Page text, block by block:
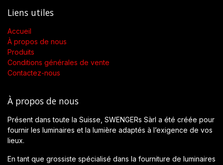
Liens utiles
Accueil
À propos de nous
Produits
Conditions générales de vente
Contactez-nous
À propos de nous
Présent dans toute la Suisse, SWENGERs Sàrl a été créée pour
fournir les luminaires et la lumière adaptés à l’exigence de vos
lieux.
En tant que grossiste spécialisé dans la fourniture de luminaires